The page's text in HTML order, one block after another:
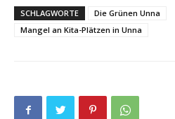
SCHLAGWORTE
Die Grünen Unna
Mangel an Kita-Plätzen in Unna